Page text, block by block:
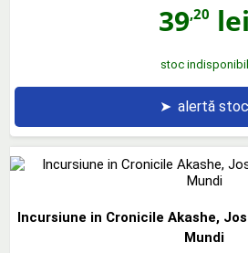
39,20 lei
stoc indisponibil
➤ alertă stoc
Incursiune in Cronicile Akashe,
Mundi